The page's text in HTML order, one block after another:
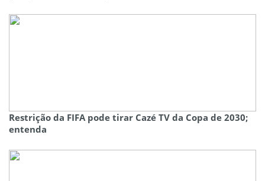
Restrição da FIFA pode tirar Cazé TV da Copa de 2030;
entenda